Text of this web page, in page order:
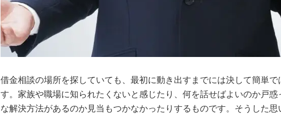
借金相談の場所を探していても、最初に動き出すまでには決して簡単で
す。家族や職場に知られたくないと感じたり、何を話せばよいのか戸惑
な解決方法があるのか見当もつかなかったりするものです。そうした